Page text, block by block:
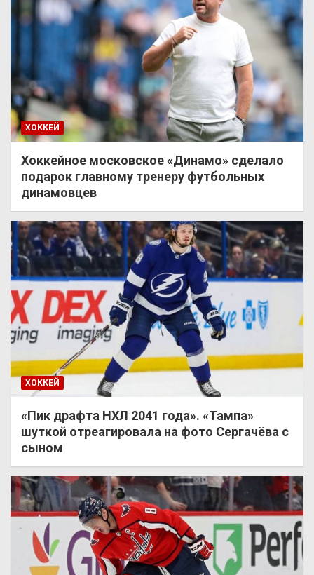
ХОККЕЙ
Хоккейное московское «Динамо» сделало
подарок главному тренеру футбольных
динамовцев
ХОККЕЙ
«Пик драфта НХЛ 2041 года». «Тампа»
шуткой отреагировала на фото Сергачёва с
сыном